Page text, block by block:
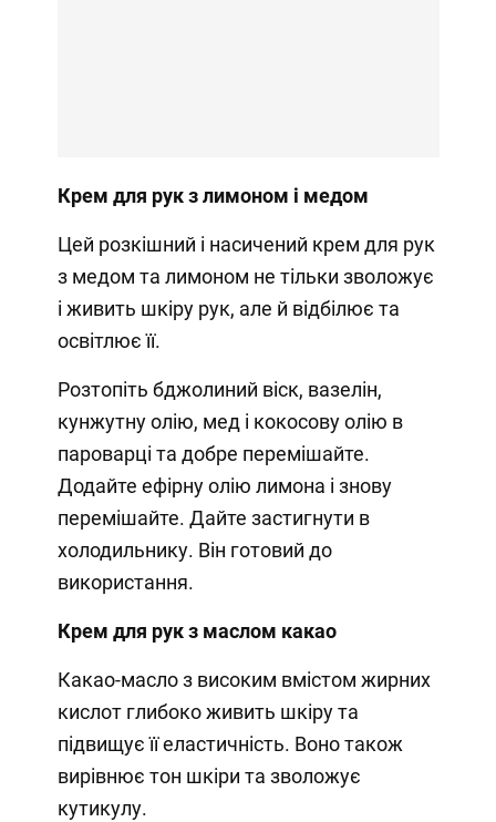
Крем для рук з лимоном і медом
Цей розкішний і насичений крем для рук
з медом та лимоном не тільки зволожує
і живить шкіру рук, але й відбілює та
освітлює її.
Розтопіть бджолиний віск, вазелін,
кунжутну олію, мед і кокосову олію в
пароварці та добре перемішайте.
Додайте ефірну олію лимона і знову
перемішайте. Дайте застигнути в
холодильнику. Він готовий до
використання.
Крем для рук з маслом какао
Какао-масло з високим вмістом жирних
кислот глибоко живить шкіру та
підвищує її еластичність. Воно також
вирівнює тон шкіри та зволожує
кутикулу.